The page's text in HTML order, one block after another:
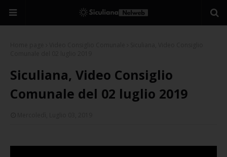
Siculiana, Video Consiglio
Comunale del 02 luglio 2019